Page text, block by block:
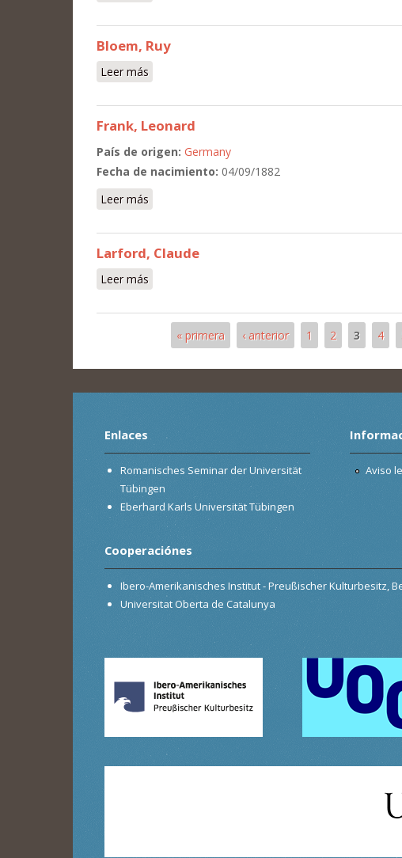
Bloem, Ruy
Leer más
Frank, Leonard
País de origen: Germany
Fecha de nacimiento: 04/09/1882
Leer más
Larford, Claude
Leer más
« primera ‹ anterior 1 2 3 4
Enlaces
Romanisches Seminar der Universität
Tübingen
Eberhard Karls Universität Tübingen
Aviso
Cooperaciónes
Ibero-Amerikanisches Institut - Preußischer Kulturbesitz,
Universitat Oberta de Catalunya